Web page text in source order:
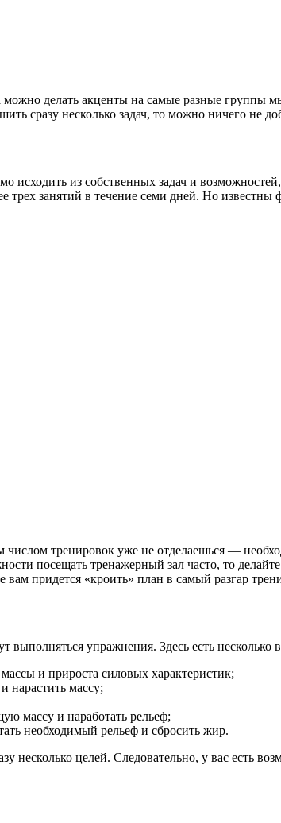
можно делать акценты на самые разные группы
сразу несколько задач, то можно ничего не
из собственных задач и
трех занятий в течение семи дней. Но
числом тренировок уже не отделаешься —
посещать тренажерный зал часто, то
придется «кроить» план в самый разгар
упражнения. Здесь есть несколько
и прироста силовых характеристик;
нарастить массу;
массу и наработать рельеф;
необходимый рельеф и сбросить жир.
несколько целей. Следовательно, у вас есть